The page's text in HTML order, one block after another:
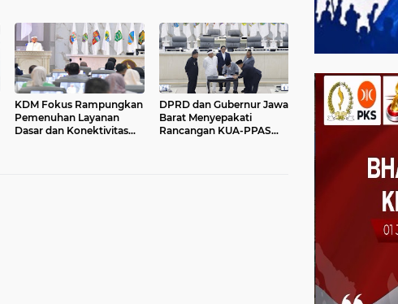
KDM Fokus Rampungkan
Pemenuhan Layanan
Dasar dan Konektivitas
DPRD dan Gubernur Jawa
Barat Menyepakati
Rancangan KUA-PPAS